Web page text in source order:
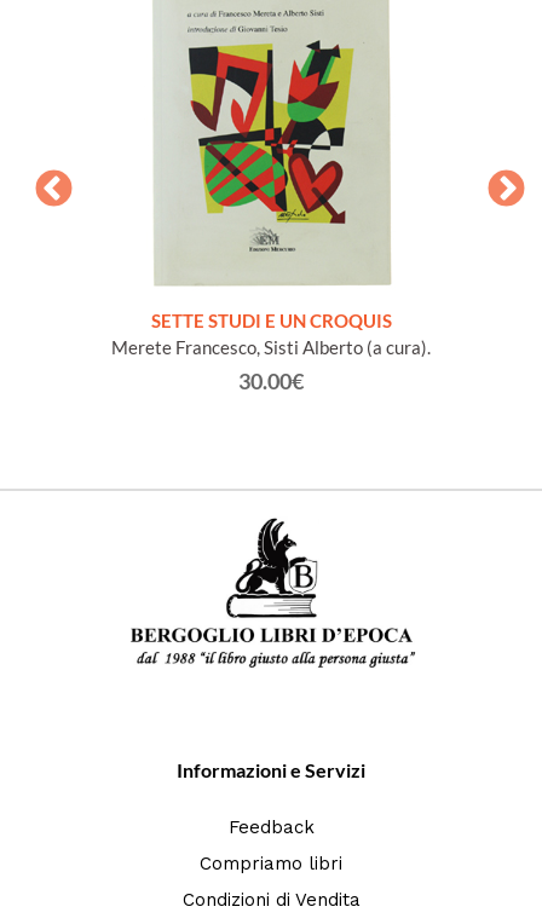
SETTE STUDI E UN CROQUIS
Merete Francesco, Sisti Alberto (a cura).
30.00€
Informazioni e Servizi
Feedback
Compriamo libri
Condizioni di Vendita